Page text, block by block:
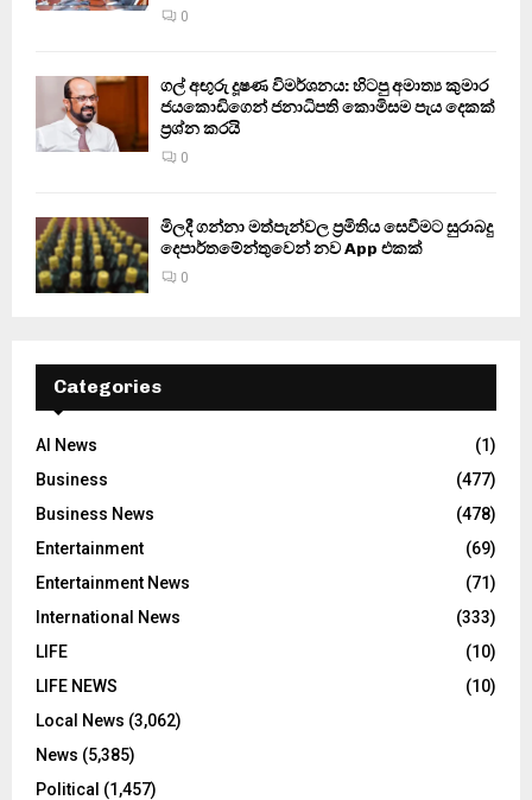
0
ගල් අඟුරු දූෂණ විමර්ශනය: හිටපු අමාත්‍ය කුමාර
ජයකොඩිගෙන් ජනාධිපති කොමිසම පැය දෙකක්
ප්‍රශ්න කරයි
0
මිලදී ගන්නා මත්පැන්වල ප්‍රමිතිය සෙවීමට සුරාබදු
දෙපාර්තමේන්තුවෙන් නව App එකක්
0
Categories
AI News
(1)
Business
(477)
Business News
(478)
Entertainment
(69)
Entertainment News
(71)
International News
(333)
LIFE
(10)
LIFE NEWS
(10)
Local News (3,062)
News (5,385)
Political (1,457)